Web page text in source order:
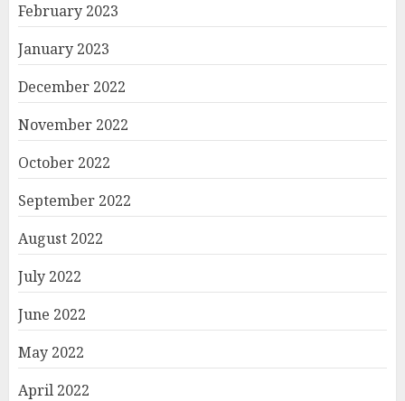
February 2023
January 2023
December 2022
November 2022
October 2022
September 2022
August 2022
July 2022
June 2022
May 2022
April 2022